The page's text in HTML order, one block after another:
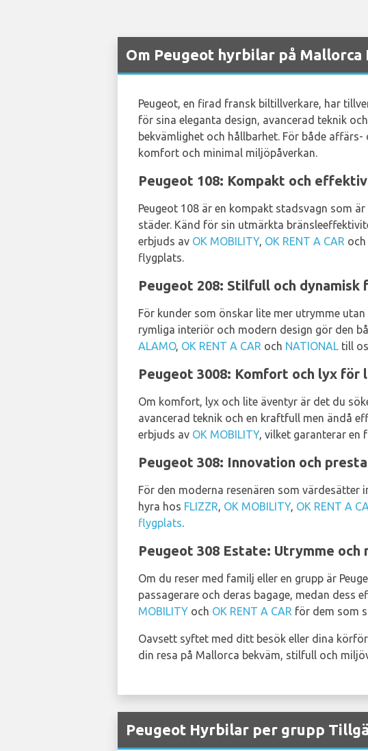
Om Peugeot hyrbilar på Mallorca
Peugeot, en firad fransk biltillverkare, har
för sina eleganta design, avancerad teknik
bekvämlighet och hållbarhet. För både
komfort och minimal miljöpåverkan.
Peugeot 108: Kompakt och
Peugeot 108 är en kompakt stadsvagn som
städer. Känd för sin utmärkta
erbjuds av OK MOBILITY, OK RENT A CAR och
flygplats.
Peugeot 208: Stilfull och dynamisk
För kunder som önskar lite mer utrymme
rymliga interiör och modern design gör den
ALAMO, OK RENT A CAR och NATIONAL till
Peugeot 3008: Komfort och lyx för
Om komfort, lyx och lite äventyr är det du
avancerad teknik och en kraftfull men ändå
erbjuds av OK MOBILITY, vilket garanterar en
Peugeot 308: Innovation och
För den moderna resenären som värdesätter
hyra hos FLIZZR, OK MOBILITY, OK RENT A
flygplats.
Peugeot 308 Estate: Utrymme
Om du reser med familj eller en grupp är
passagerare och deras bagage, medan dess
MOBILITY och OK RENT A CAR för dem som
Oavsett syftet med ditt besök eller dina
din resa på Mallorca bekväm, stilfull och
Peugeot Hyrbilar per grupp